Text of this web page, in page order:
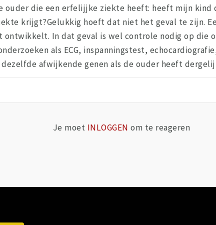
ouder die een erfelijjke ziekte heeft: heeft mijn
krijgt?Gelukkig hoeft dat niet het geval te zijn.
In dat geval is wel controle nodig op die
als ECG, inspanningstest,
afwijkende genen als de ouder heeft
Je moet INLOGGEN om te reageren